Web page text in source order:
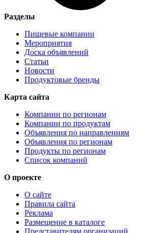
Разделы
Пищевые компании
Мероприятия
Доска объявлений
Статьи
Новости
Продуктовые бренды
Карта сайта
Компании по регионам
Компании по продуктам
Объявления по направлениям
Объявления по регионам
Продукты по регионам
Список компаний
О проекте
О сайте
Правила сайта
Реклама
Размещение в каталоге